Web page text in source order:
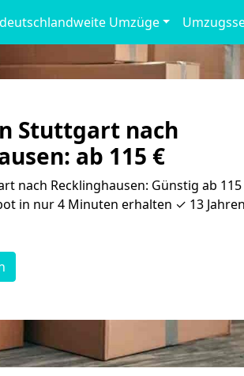
deutschlandweite Umzüge
Stuttgart nach
ab 115 €
nach Recklinghausen: Günstig ab 115
in nur 4 Minuten erhalten ✓ 13 Jahren